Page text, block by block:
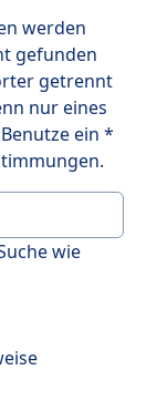
werden
gefunden
getrennt
nur eines
ein *
wie